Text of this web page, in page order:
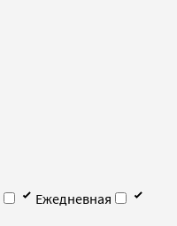
Ежедневная